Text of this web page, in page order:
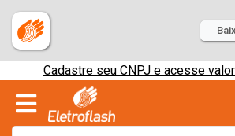
Cadastre seu CNPJ e acesse